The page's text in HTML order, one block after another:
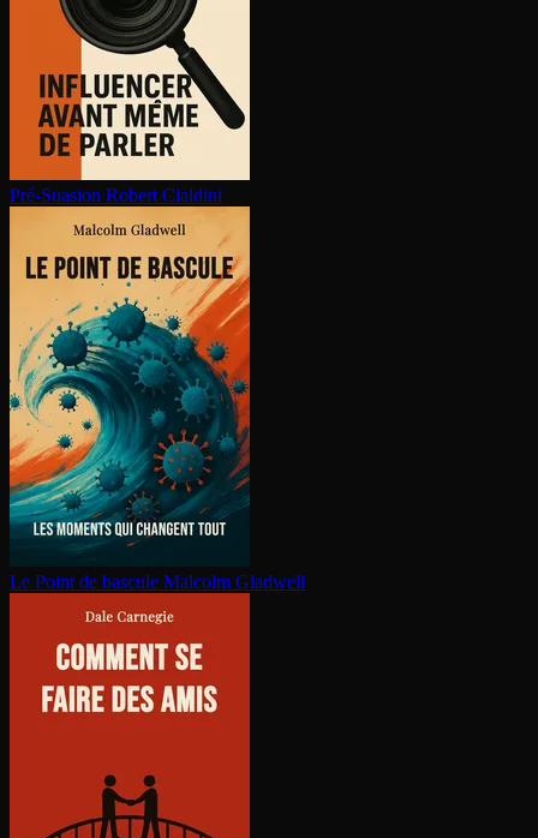
Pré-Suasion Robert Cialdini
Le Point de bascule Malcolm Gladwell